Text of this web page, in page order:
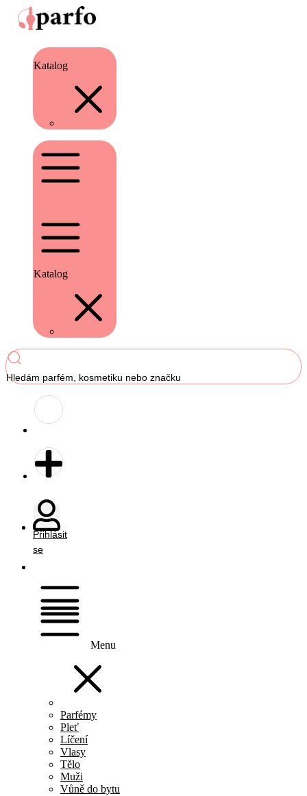
Katalog
Katalog
Hledám parfém, kosmetiku nebo značku
Přihlásit
se
Menu
Parfémy
Pleť
Líčení
Vlasy
Tělo
Muži
Vůně do bytu